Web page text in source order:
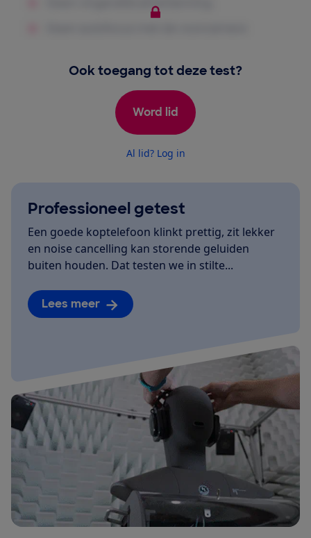
Ook toegang tot deze test?
Word lid
Al lid? Log in
Professioneel getest
Een goede koptelefoon klinkt prettig, zit lekker
en noise cancelling kan storende geluiden
buiten houden. Dat testen we in stilte...
Lees meer